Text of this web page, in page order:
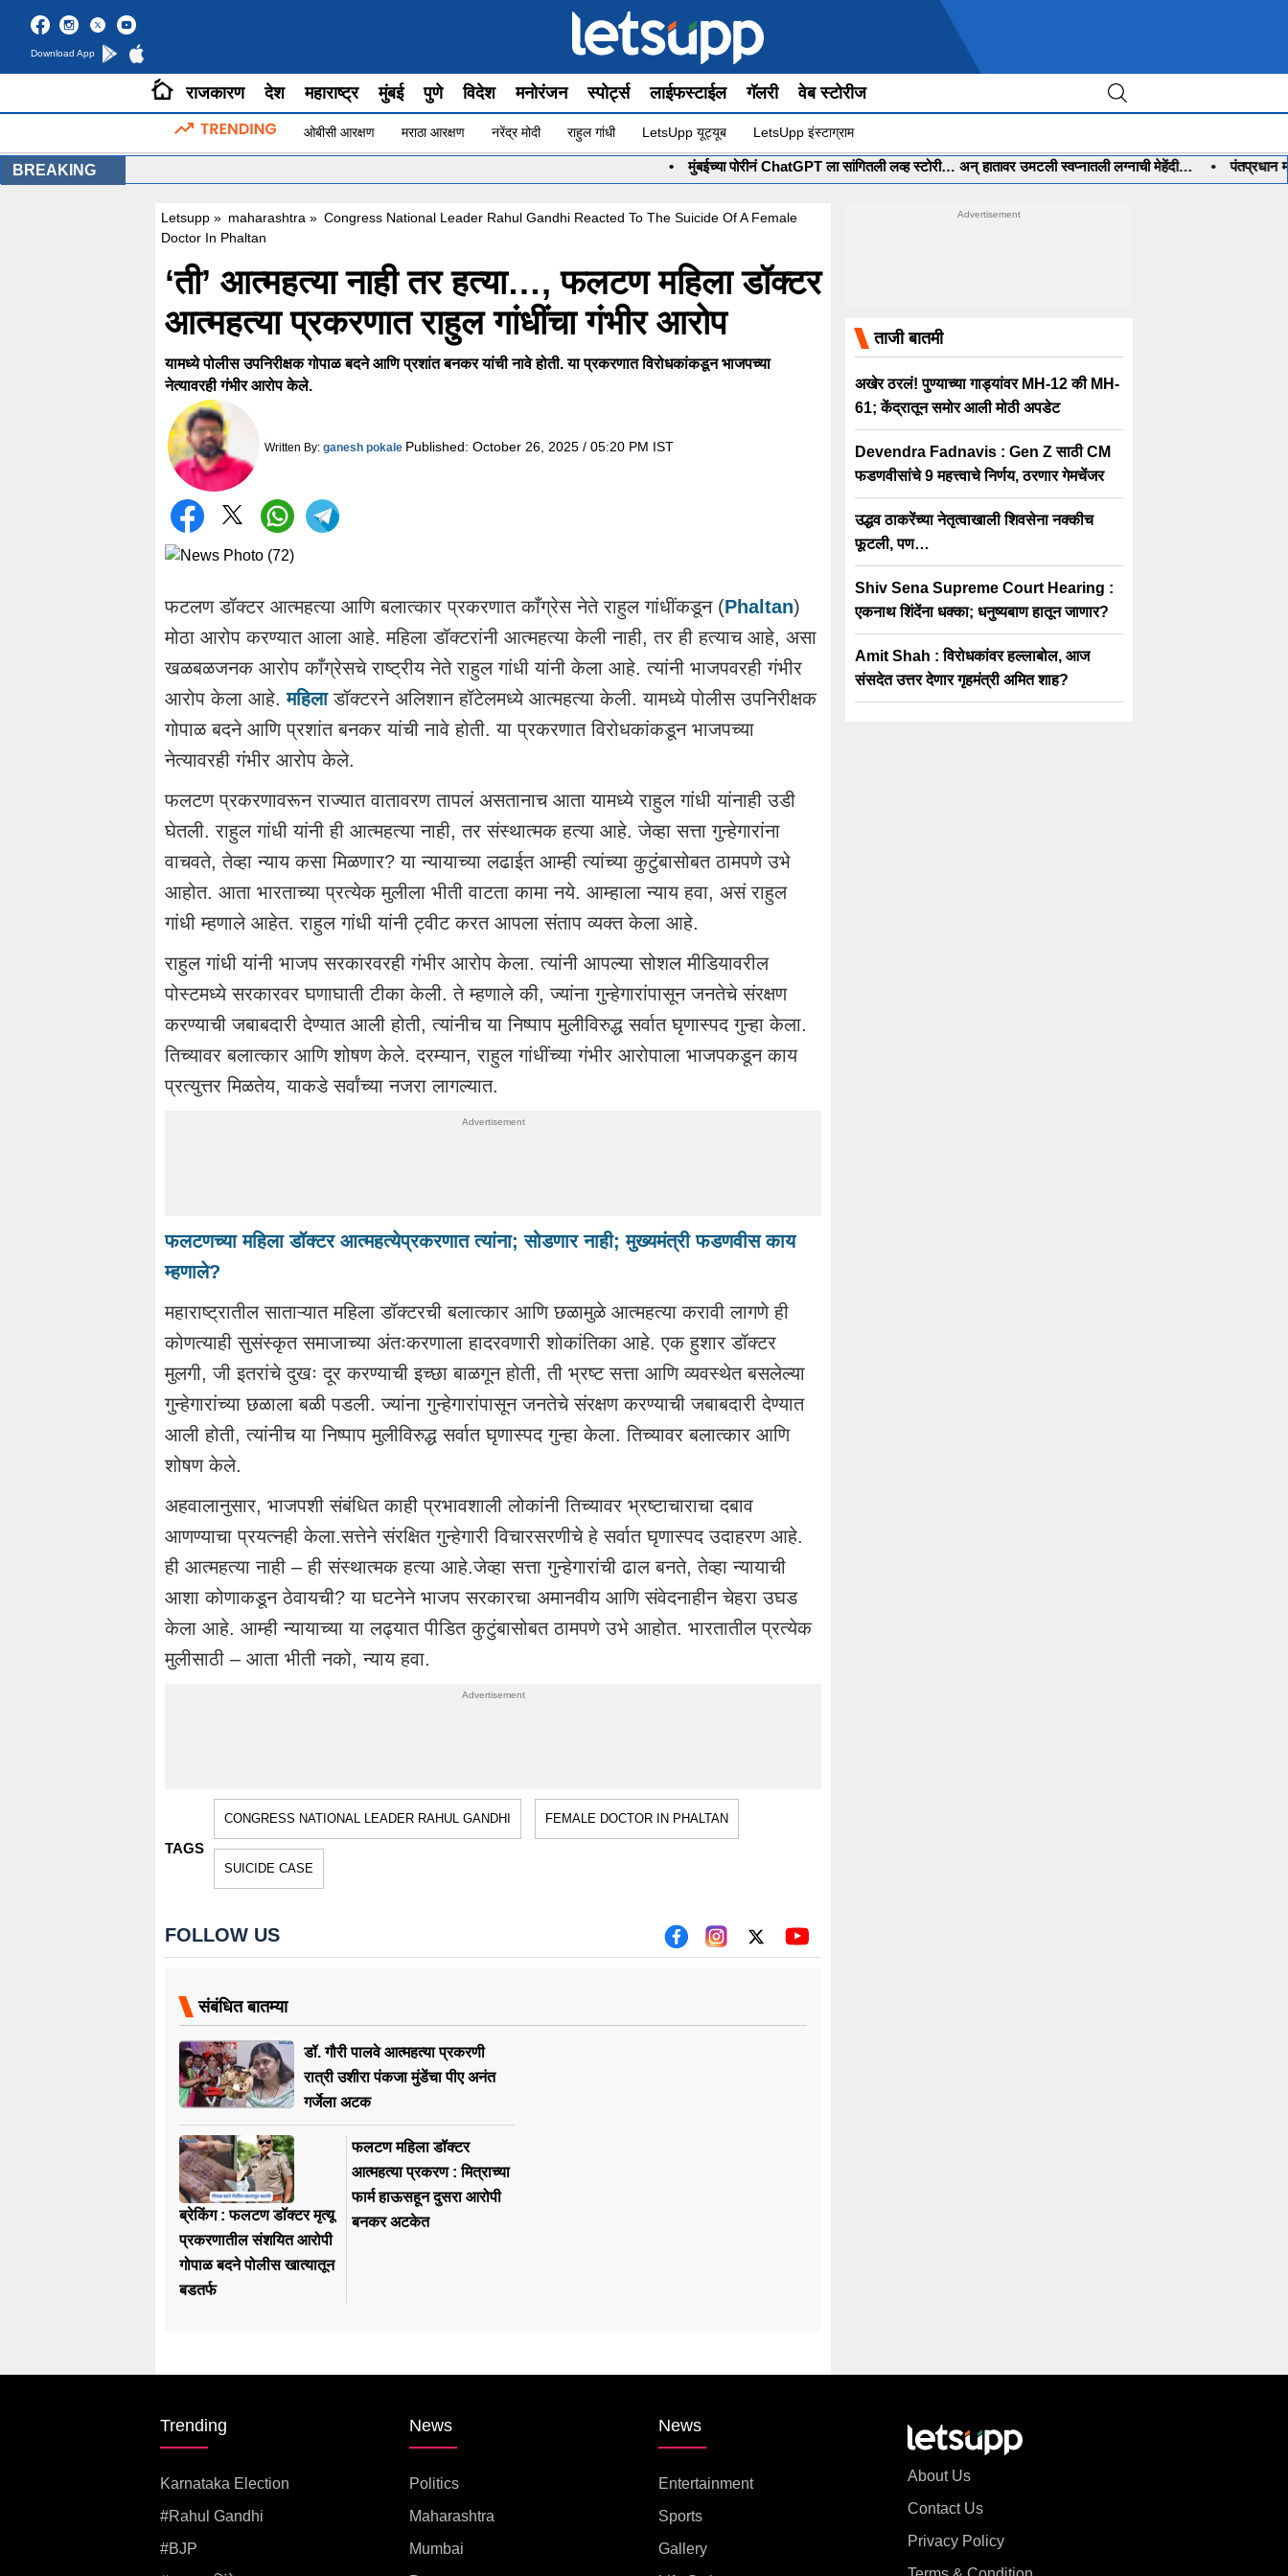
Download App
राजकारण देश महाराष्ट्र मुंबई पुणे विदेश मनोरंजन स्पोर्ट्स लाईफस्टाईल गॅलरी वेब स्टोरीज
ओबीसी आरक्षण मराठा आरक्षण नरेंद्र मोदी राहुल गांधी LetsUpp यूट्यूब LetsUpp इंस्टाग्राम
BREAKING मुंबईच्या पोरीनं ChatGPT ला सांगितली लव्ह स्टोरी… अन् हातावर उमटली स्वप्नातली लग्नाची मेहेंदी… • पंतप्रधान
Letsupp » maharashtra » Congress National Leader Rahul Gandhi Reacted To The Suicide Of A Female
Doctor In Phaltan
‘ती’ आत्महत्या नाही तर हत्या…, फलटण महिला डॉक्टर
आत्महत्या प्रकरणात राहुल गांधींचा गंभीर आरोप
यामध्ये पोलीस उपनिरीक्षक गोपाळ बदने आणि प्रशांत बनकर यांची नावे होती. या प्रकरणात विरोधकांकडून भाजपच्या
नेत्यावरही गंभीर आरोप केले.
Written By: ganesh pokale Published: October 26, 2025 / 05:20 PM IST
फटलण डॉक्टर आत्महत्या आणि बलात्कार प्रकरणात काँग्रेस नेते राहुल गांधींकडून (Phaltan)
मोठा आरोप करण्यात आला आहे. महिला डॉक्टरांनी आत्महत्या केली नाही, तर ही हत्याच आहे, असा
खळबळजनक आरोप काँग्रेसचे राष्ट्रीय नेते राहुल गांधी यांनी केला आहे. त्यांनी भाजपवरही गंभीर
आरोप केला आहे.महिला डॉक्टरने अलिशान हॉटेलमध्ये आत्महत्या केली. यामध्ये पोलीस उपनिरीक्षक
गोपाळ बदने आणि प्रशांत बनकर यांची नावे होती. या प्रकरणात विरोधकांकडून भाजपच्या
नेत्यावरही गंभीर आरोप केले.
फलटण प्रकरणावरून राज्यात वातावरण तापलं असतानाच आता यामध्ये राहुल गांधी यांनाही उडी
घेतली. राहुल गांधी यांनी ही आत्महत्या नाही, तर संस्थात्मक हत्या आहे. जेव्हा सत्ता गुन्हेगारांना
वाचवते, तेव्हा न्याय कसा मिळणार? या न्यायाच्या लढाईत आम्ही त्यांच्या कुटुंबासोबत ठामपणे उभे
आहोत. आता भारताच्या प्रत्येक मुलीला भीती वाटता कामा नये. आम्हाला न्याय हवा, असं राहुल
गांधी म्हणाले आहेत. राहुल गांधी यांनी ट्वीट करत आपला संताप व्यक्त केला आहे.
राहुल गांधी यांनी भाजप सरकारवरही गंभीर आरोप केला. त्यांनी आपल्या सोशल मीडियावरील
पोस्टमध्ये सरकारवर घणाघाती टीका केली. ते म्हणाले की, ज्यांना गुन्हेगारांपासून जनतेचे संरक्षण
करण्याची जबाबदारी देण्यात आली होती, त्यांनीच या निष्पाप मुलीविरुद्ध सर्वात घृणास्पद गुन्हा केला.
तिच्यावर बलात्कार आणि शोषण केले. दरम्यान, राहुल गांधींच्या गंभीर आरोपाला भाजपकडून काय
प्रत्युत्तर मिळतेय, याकडे सर्वांच्या नजरा लागल्यात.
फलटणच्या महिला डॉक्टर आत्महत्येप्रकरणात त्यांना; सोडणार नाही; मुख्यमंत्री फडणवीस काय
म्हणाले?
महाराष्ट्रातील साताऱ्यात महिला डॉक्टरची बलात्कार आणि छळामुळे आत्महत्या करावी लागणे ही
कोणत्याही सुसंस्कृत समाजाच्या अंतःकरणाला हादरवणारी शोकांतिका आहे. एक हुशार डॉक्टर
मुलगी, जी इतरांचे दुखः दूर करण्याची इच्छा बाळगून होती, ती भ्रष्ट सत्ता आणि व्यवस्थेत बसलेल्या
गुन्हेगारांच्या छळाला बळी पडली. ज्यांना गुन्हेगारांपासून जनतेचे संरक्षण करण्याची जबाबदारी देण्यात
आली होती, त्यांनीच या निष्पाप मुलीविरुद्ध सर्वात घृणास्पद गुन्हा केला. तिच्यावर बलात्कार आणि
शोषण केले.
अहवालानुसार, भाजपशी संबंधित काही प्रभावशाली लोकांनी तिच्यावर भ्रष्टाचाराचा दबाव
आणण्याचा प्रयत्नही केला.सत्तेने संरक्षित गुन्हेगारी विचारसरणीचे हे सर्वात घृणास्पद उदाहरण आहे.
ही आत्महत्या नाही – ही संस्थात्मक हत्या आहे.जेव्हा सत्ता गुन्हेगारांची ढाल बनते, तेव्हा न्यायाची
आशा कोणाकडून ठेवायची? या घटनेने भाजप सरकारचा अमानवीय आणि संवेदनाहीन चेहरा उघड
केला आहे. आम्ही न्यायाच्या या लढ्यात पीडित कुटुंबासोबत ठामपणे उभे आहोत. भारतातील प्रत्येक
मुलीसाठी – आता भीती नको, न्याय हवा.
TAGS
CONGRESS NATIONAL LEADER RAHUL GANDHI FEMALE DOCTOR IN PHALTAN
SUICIDE CASE
FOLLOW US
संबंधित बातम्या
डॉ. गौरी पालवे आत्महत्या प्रकरणी
रात्री उशीरा पंकजा मुंडेंचा पीए अनंत
गर्जेला अटक
ब्रेकिंग : फलटण डॉक्टर मृत्यू
प्रकरणातील संशयित आरोपी
गोपाळ बदने पोलीस खात्यातून
बडतर्फ
फलटण महिला डॉक्टर
आत्महत्या प्रकरण : मित्राच्या
फार्म हाऊसहून दुसरा आरोपी
बनकर अटकेत
ताजी बातमी
अखेर ठरलं! पुण्याच्या गाड्यांवर MH-12 की MH-
61; केंद्रातून समोर आली मोठी अपडेट
Devendra Fadnavis : Gen Z साठी CM
फडणवीसांचे 9 महत्त्वाचे निर्णय, ठरणार गेमचेंजर
उद्धव ठाकरेंच्या नेतृत्वाखाली शिवसेना नक्कीच
फूटली, पण…
Shiv Sena Supreme Court Hearing :
एकनाथ शिंदेंना धक्का; धनुष्यबाण हातून जाणार?
Amit Shah : विरोधकांवर हल्लाबोल, आज
संसदेत उत्तर देणार गृहमंत्री अमित शाह?
Trending
Karnataka Election
#rahul Gandhi
#BJP
News
Politics
Maharashtra
Mumbai
News
Entertainment
Sports
Gallery
About Us
Contact Us
Privacy Policy